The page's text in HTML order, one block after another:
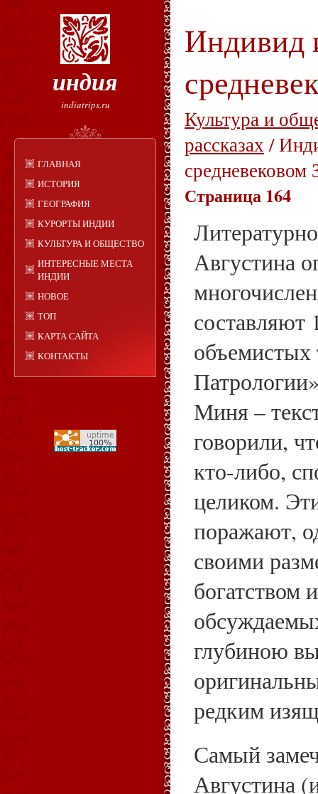
индия
indiatrips.ru
ГЛАВНАЯ
ИСТОРИЯ
ГЕОГРАФИЯ
КУРОРТЫ ИНДИИ
КУЛЬТУРА И ОБЩЕСТВО
ИНТЕРЕСНЫЕ МЕСТА
ИНДИИ
НОВОЕ
ТОП
КАРТА САЙТА
КОНТАКТЫ
Индивид
Культура и
рассказах/
средневековом
Страница 164
Августина
составляют
объемистых
Миня –
говорили,
кто-либо,
целиком.
поражают,
своими
богатством
глубиною
редким
Самый
Августина